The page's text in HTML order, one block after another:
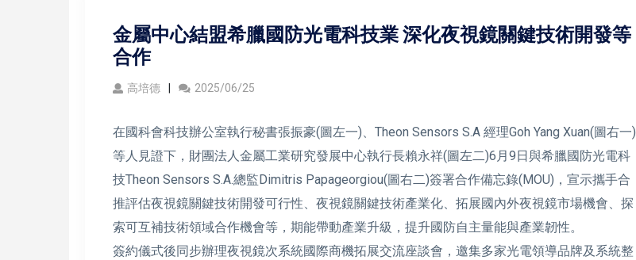
金屬中心結盟希臘國防光電科技業 深化夜視鏡關鍵技術開發等
合作
高培德 2025/06/25
在國科會科技辦公室執行秘書張振豪(圖左一)、Theon Sensors S.A 經理Goh Yang Xuan(圖右一)
等人見證下，財團法人金屬工業研究發展中心執行長賴永祥(圖左二)6月9日與希臘國防光電科
技Theon Sensors S.A.總監Dimitris Papageorgiou(圖右二)簽署合作備忘錄(MOU)，宣示攜手合
推評估夜視鏡關鍵技術開發可行性、夜視鏡關鍵技術產業化、拓展國內外夜視鏡市場機會、探
索可互補技術領域合作機會等，期能帶動產業升級，提升國防自主量能與產業韌性。
簽約儀式後同步辦理夜視鏡次系統國際商機拓展交流座談會，邀集多家光電領導品牌及系統整